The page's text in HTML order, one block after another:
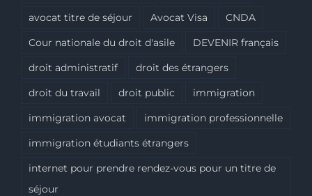
avocat titre de séjour
Avocat Visa
CNDA
Cour nationale du droit d'asile
DEVENIR français
droit administratif
droit des étrangers
droit du travail
droit public
immigration
immigration avocat
immigration professionnelle
immigration étudiants étrangers
internet pour prendre rendez-vous pour un titre de
séjour